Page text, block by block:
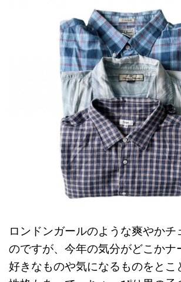
ロンドンガールのような爽やか
のですが、今年の気分がどこかナ
好きなものや気になるものをとこ